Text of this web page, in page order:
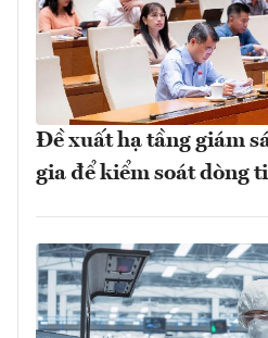
Đề xuất hạ tầng giám
gia để kiểm soát dòng